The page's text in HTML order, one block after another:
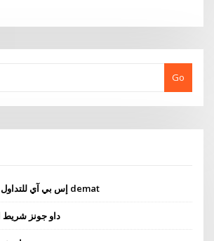
Go
إس بي آي للتداول عبر الإنترنت وحساب demat
داو جونز شريط